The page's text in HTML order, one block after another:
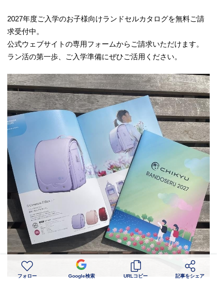
2027年度ご入学のお子様向けランドセルカタログを無料ご請
求受付中。
公式ウェブサイトの専用フォームからご請求いただけます。
ラン活の第一歩、ご入学準備にぜひご活用ください。
フォロー Google検索 URLコピー 記事をシェア